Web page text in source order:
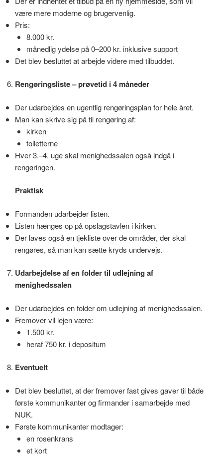
være mere moderne og brugervenlig.
Pris:
8.000 kr.
månedlig ydelse på 0–200 kr. inklusive support
Det blev besluttet at arbejde videre med tilbuddet.
Rengøringsliste – prøvetid i 4 måneder
Der udarbejdes en ugentlig rengøringsplan for hele året.
Man kan skrive sig på til rengøring af:
kirken
toiletterne
Hver 3.–4. uge skal menighedssalen også indgå i
rengøringen.
Praktisk
Formanden udarbejder listen.
Listen hænges op på opslagstavlen i kirken.
Der laves også en tjekliste over de områder, der skal
rengøres, så man kan sætte kryds undervejs.
Udarbejdelse af en folder til udlejning af
menighedssalen
Der udarbejdes en folder om udlejning af menighedssalen.
Fremover vil lejen være:
1.500 kr.
heraf 750 kr. i depositum
Eventuelt
Det blev besluttet, at der fremover fast gives gaver til både
første kommunikanter og firmander i samarbejde med
NUK.
Første kommunikanter modtager:
en rosenkrans
et kort